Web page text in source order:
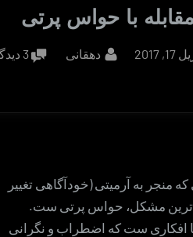
مقابله با حواس پرتی
2017
By
دهقانی 3 دیدگاه
منجر به آرمیتی (خودآگاهی تغییر
ترین مشکل، حواس پرتی ست.
افکاری ست که اضطراب و نگرانی